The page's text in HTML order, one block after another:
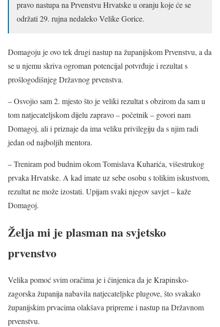
pravo nastupa na Prvenstvu Hrvatske u oranju koje će se
održati 29. rujna nedaleko Velike Gorice.
Domagoju je ovo tek drugi nastup na županijskom Prvenstvu, a da
se u njemu skriva ogroman potencijal potvrđuje i rezultat s
prošlogodišnjeg Državnog prvenstva.
– Osvojio sam 2. mjesto što je veliki rezultat s obzirom da sam u
tom natjecateljskom dijelu zapravo – početnik – govori nam
Domagoj, ali i priznaje da ima veliku privilegiju da s njim radi
jedan od najboljih mentora.
– Treniram pod budnim okom Tomislava Kuharića, višestrukog
prvaka Hrvatske. A kad imate uz sebe osobu s tolikim iskustvom,
rezultat ne može izostati. Upijam svaki njegov savjet – kaže
Domagoj.
Želja mi je plasman na svjetsko
prvenstvo
Velika pomoć svim oračima je i činjenica da je Krapinsko-
zagorska županija nabavila natjecateljske plugove, što svakako
županijskim prvacima olakšava pripreme i nastup na Državnom
prvenstvu.